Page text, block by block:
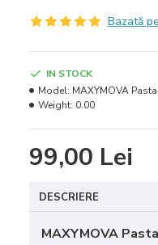
Bazată
99,00 Lei
IN STOCK
Model: MAXYMOVA
Weight: 0.00
DESCRIERE
MAXYMOVA